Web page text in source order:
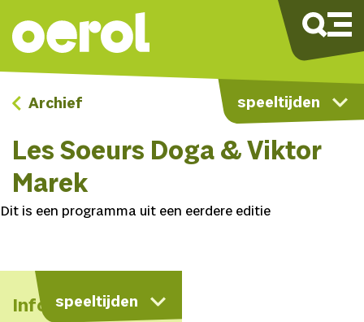
speeltijden
Archief
Les Soeurs Doga & Viktor
Marek
Dit is een programma uit een eerdere editie
speeltijden
Info